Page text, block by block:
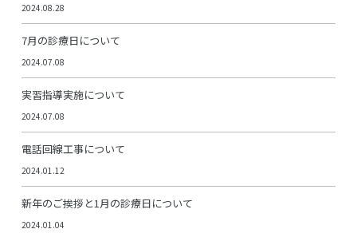
2024.08.28
7月の診療日について
2024.07.08
実習指導実施について
2024.07.08
電話回線工事について
2024.01.12
新年のご挨拶と1月の診療日について
2024.01.04